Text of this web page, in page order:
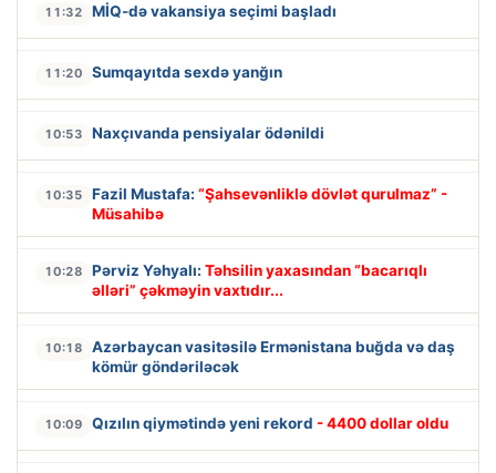
11:32 MİQ-də vakansiya seçimi başladı
11:20 Sumqayıtda sexdə yanğın
10:53 Naxçıvanda pensiyalar ödənildi
10:35 Fazil Mustafa: “Şahsevənliklə dövlət qurulmaz” -
Müsahibə
10:28 Pərviz Yəhyalı: Təhsilin yaxasından “bacarıqlı
əlləri” çəkməyin vaxtıdır...
10:18
Azərbaycan vasitəsilə Ermənistana buğda və daş
kömür göndəriləcək
10:09 Qızılın qiymətində yeni rekord - 4400 dollar oldu